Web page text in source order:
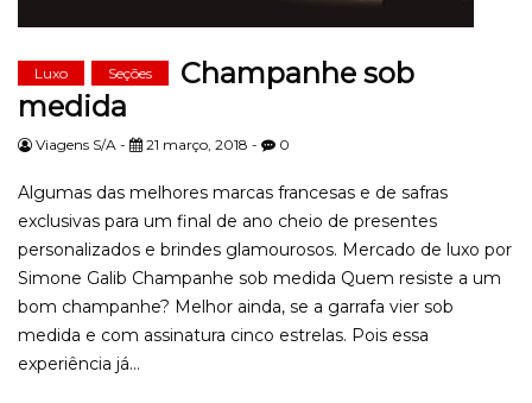
Luxo Seções
Champanhe sob
medida
Viagens S/A - 21 março, 2018 - 0
Algumas das melhores marcas francesas e de safras
exclusivas para um final de ano cheio de presentes
personalizados e brindes glamourosos. Mercado de luxo por
Simone Galib Champanhe sob medida Quem resiste a um
bom champanhe? Melhor ainda, se a garrafa vier sob
medida e com assinatura cinco estrelas. Pois essa
experiência já...